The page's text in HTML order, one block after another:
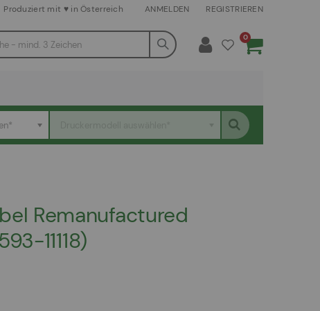
Produziert mit ♥ in Österreich ANMELDEN REGISTRIEREN
Warenkorb
0Artikel
Remanufactured
11118)